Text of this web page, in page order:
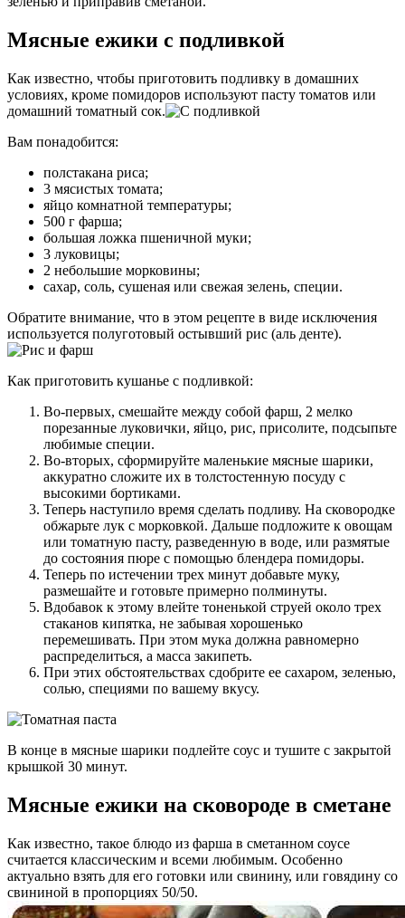
Мясные ежики с подливкой
Как известно, чтобы приготовить подливку в домашних
условиях, кроме помидоров используют пасту томатов или
домашний томатный сок.
Вам понадобится:
полстакана риса;
3 мясистых томата;
яйцо комнатной температуры;
500 г фарша;
большая ложка пшеничной муки;
3 луковицы;
2 небольшие морковины;
сахар, соль, сушеная или свежая зелень, специи.
Обратите внимание, что в этом рецепте в виде исключения
используется полуготовый остывший рис (аль денте).
Как приготовить кушанье с подливкой:
Во-первых, смешайте между собой фарш, 2 мелко
порезанные луковички, яйцо, рис, присолите, подсыпьте
любимые специи.
Во-вторых, сформируйте маленькие мясные шарики,
аккуратно сложите их в толстостенную посуду с
высокими бортиками.
Теперь наступило время сделать подливу. На сковородке
обжарьте лук с морковкой. Дальше подложите к овощам
или томатную пасту, разведенную в воде, или размятые
до состояния пюре с помощью блендера помидоры.
Теперь по истечении трех минут добавьте муку,
размешайте и готовьте примерно полминуты.
Вдобавок к этому влейте тоненькой струей около трех
стаканов кипятка, не забывая хорошенько
перемешивать. При этом мука должна равномерно
распределиться, а масса закипеть.
При этих обстоятельствах сдобрите ее сахаром, зеленью,
солью, специями по вашему вкусу.
В конце в мясные шарики подлейте соус и тушите с закрытой
крышкой 30 минут.
Мясные ежики на сковороде в сметане
Как известно, такое блюдо из фарша в сметанном соусе
считается классическим и всеми любимым. Особенно
актуально взять для его готовки или свинину, или говядину со
свининой в пропорциях 50/50.